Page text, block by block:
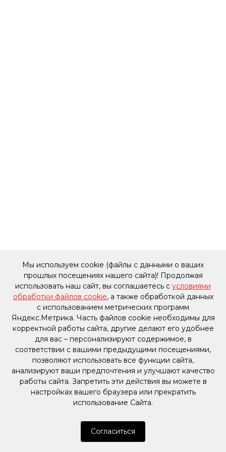
Мы используем cookie (файлы с данными о ваших
прошлых посещениях нашего сайта)! Продолжая
использовать наш сайт, вы соглашаетесь с условиями
обработки файлов cookie, а также обработкой данных
с использованием метрических программ
Яндекс.Метрика. Часть файлов cookie необходимы для
корректной работы сайта, другие делают его удобнее
для вас – персонализируют содержимое, в
соответствии с вашими предыдущими посещениями,
позволяют использовать все функции сайта,
анализируют ваши предпочтения и улучшают качество
работы сайта. Запретить эти действия вы можете в
настройках вашего браузера или прекратить
использование Сайта.
Согласиться